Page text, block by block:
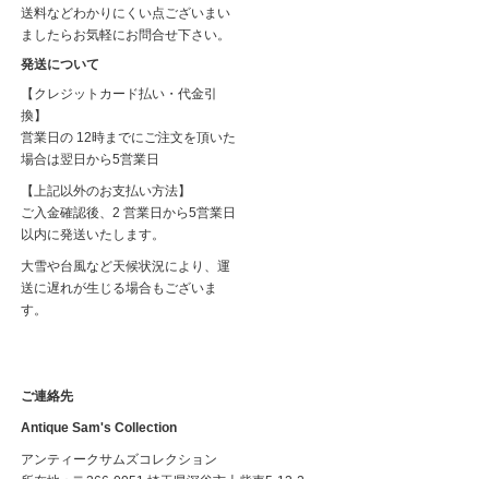
送料などわかりにくい点ございまい
ましたらお気軽にお問合せ下さい。
発送について
【クレジットカード払い・代金引
換】
営業日の 12時までにご注文を頂いた
場合は翌日から5営業日
【上記以外のお支払い方法】
ご入金確認後、2 営業日から5営業日
以内に発送いたします。
大雪や台風など天候状況により、運
送に遅れが生じる場合もございま
す。
ご連絡先
Antique Sam's Collection
アンティークサムズコレクション